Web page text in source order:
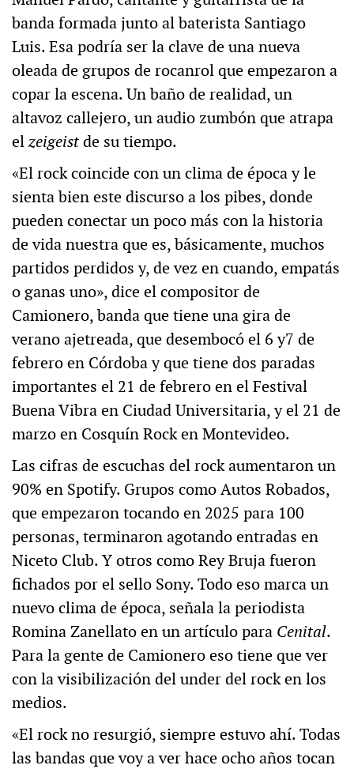
banda formada junto al baterista Santiago
Luis. Esa podría ser la clave de una nueva
oleada de grupos de rocanrol que empezaron a
copar la escena. Un baño de realidad, un
altavoz callejero, un audio zumbón que atrapa
elzeigeistde su tiempo.
«El rock coincide con un clima de época y le
sienta bien este discurso a los pibes, donde
pueden conectar un poco más con la historia
de vida nuestra que es, básicamente, muchos
partidos perdidos y, de vez en cuando, empatás
o ganas uno», dice el compositor de
Camionero, banda que tiene una gira de
verano ajetreada, que desembocó el 6 y7 de
febrero en Córdoba y que tiene dos paradas
importantes el 21 de febrero en el Festival
Buena Vibra en Ciudad Universitaria, y el 21 de
marzo en Cosquín Rock en Montevideo.
Las cifras de escuchas del rock aumentaron un
90% en Spotify. Grupos como Autos Robados,
que empezaron tocando en 2025 para 100
personas, terminaron agotando entradas en
Niceto Club. Y otros como Rey Bruja fueron
fichados por el sello Sony. Todo eso marca un
nuevo clima de época, señala la periodista
Romina Zanellato en un artículo para Cenital.
Para la gente de Camionero eso tiene que ver
con la visibilización del under del rock en los
medios.
«El rock no resurgió, siempre estuvo ahí. Todas
las bandas que voy a ver hace ocho años tocan